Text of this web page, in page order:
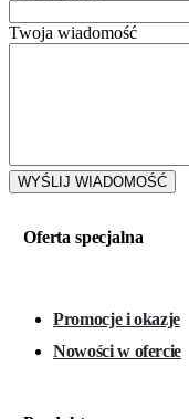
Twoja wiadomość
Oferta specjalna
Promocje i okazje
Nowości w ofercie